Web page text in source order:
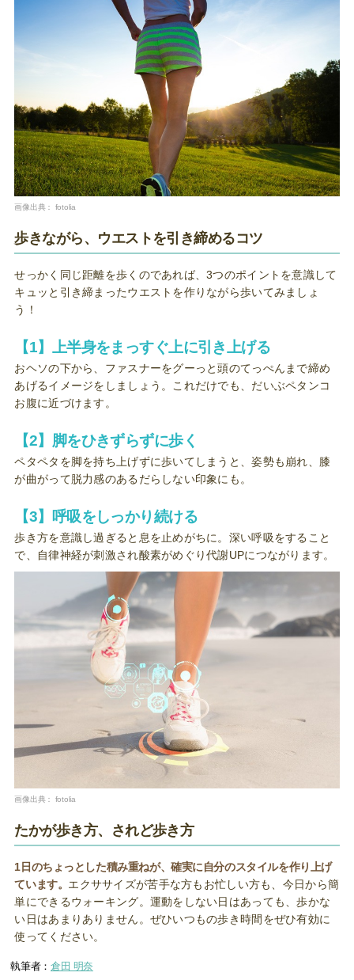
画像出典： fotolia
歩きながら、ウエストを引き締めるコツ
せっかく同じ距離を歩くのであれば、3つのポイントを意識して
キュッと引き締まったウエストを作りながら歩いてみましょ
う！
【1】上半身をまっすぐ上に引き上げる
おヘソの下から、ファスナーをグーっと頭のてっぺんまで締め
あげるイメージをしましょう。これだけでも、だいぶペタンコ
お腹に近づけます。
【2】脚をひきずらずに歩く
ペタペタを脚を持ち上げずに歩いてしまうと、姿勢も崩れ、膝
が曲がって脱力感のあるだらしない印象にも。
【3】呼吸をしっかり続ける
歩き方を意識し過ぎると息を止めがちに。深い呼吸をすること
で、自律神経が刺激され酸素がめぐり代謝UPにつながります。
画像出典： fotolia
たかが歩き方、されど歩き方
1日のちょっとした積み重ねが、確実に自分のスタイルを作り上げ
ています。 エクササイズが苦手な方もお忙しい方も、今日から簡
単にできるウォーキング。運動をしない日はあっても、歩かな
い日はあまりありません。ぜひいつもの歩き時間をぜひ有効に
使ってください。
執筆者： 倉田 明奈